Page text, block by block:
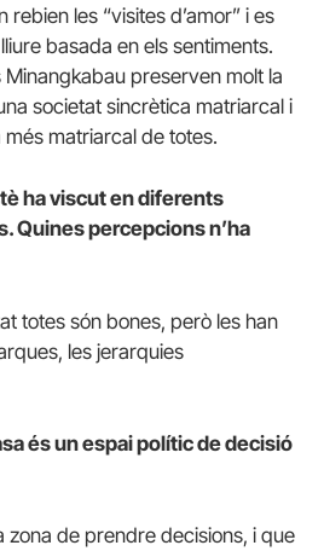
les “visites d’amor” i es
basada en els sentiments.
Minangkabau preserven molt la
societat sincrètica matriarcal i
més matriarcal de totes.
ha viscut en diferents
Quines percepcions n’ha
totes són bones, però les han
les jerarquies
és un espai polític de decisió
zona de prendre decisions, i que